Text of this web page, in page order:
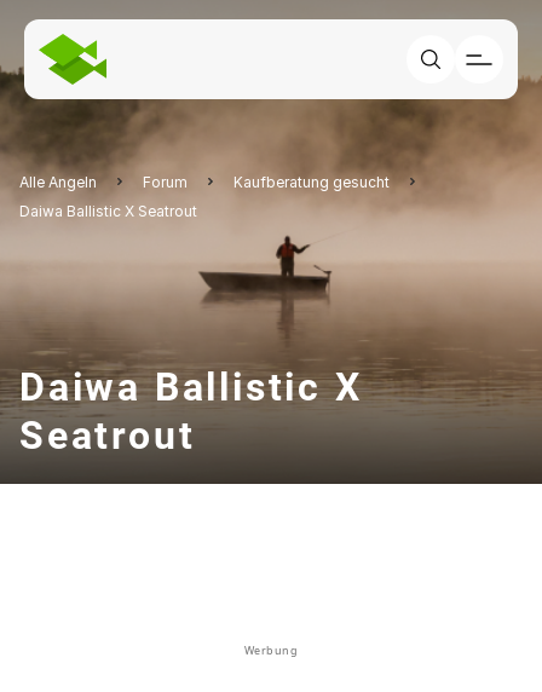
Alle Angeln Forum
Kaufberatung gesucht
Daiwa Ballistic X Seatrout
Daiwa Ballistic X
Seatrout
Werbung